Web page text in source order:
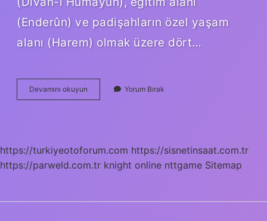
(Enderûn) ve padişahların özel yaşam
alanı (Harem) olmak üzere dört…
Devamını okuyun
Görevi
Yorum Bırak
https://turkiyeotoforum.com https://sisnetinsaat.com.tr
https://parweld.com.tr knight online nttgame Sitemap